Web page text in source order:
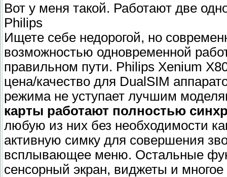
Вот у меня такой. Работают две
Philips
Ищете себе недорогой, но
возможностью одновременной
правильном пути. Philips Xenium
цена/качество для DualSIM
режима не уступает лучшим
карты работают полностью
любую из них без необходимости
активную симку для совершения
всплывающее меню. Остальные
сенсорный экран, виджеты и многое